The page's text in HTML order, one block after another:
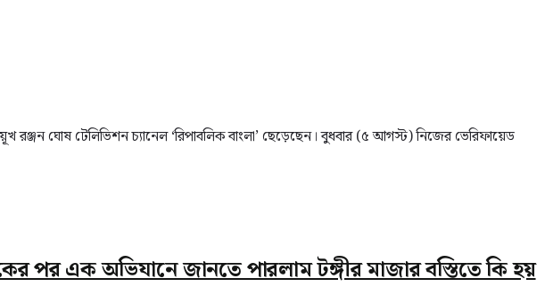
রঞ্জন ঘোষ টেলিভিশন চ্যানেল ‘রিপাবলিক বাংলা’ ছেড়েছেন। বুধবার (৫ আগস্ট) নিজের ভেরিফায়েড
পর এক অভিযানে জানতে পারলাম টঙ্গীর মাজার বস্তিতে কি হয়